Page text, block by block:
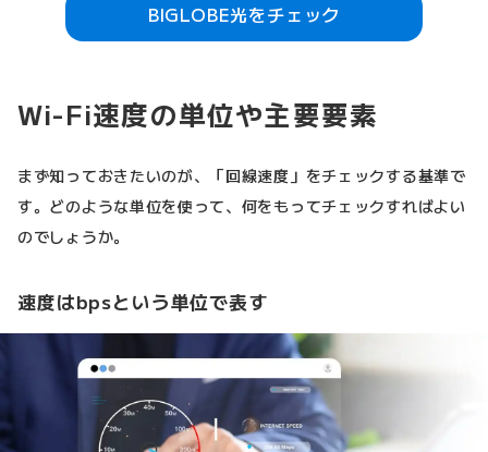
BIGLOBE光をチェック
Wi-Fi速度の単位や主要要素
まず知っておきたいのが、「回線速度」をチェックする基準で
す。どのような単位を使って、何をもってチェックすればよい
のでしょうか。
速度はbpsという単位で表す